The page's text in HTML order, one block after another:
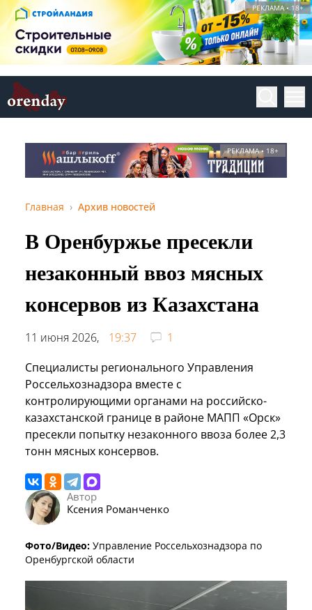
РЕКЛАМА • 18+
РЕКЛАМА • 18+
Главная Архив новостей
В Оренбуржье пресекли
незаконный ввоз мясных
консервов из Казахстана
11 июня 2026, 19:37
1
Специалисты регионального Управления
Россельхознадзора вместе с
контролирующими органами на российско-
казахстанской границе в районе МАПП «Орск»
пресекли попытку незаконного ввоза более 2,3
тонн мясных консервов.
Автор
Ксения Романченко
Фото/Видео: Управление Россельхознадзора по
Оренбургской области